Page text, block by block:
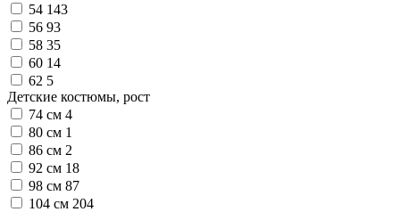
54 143
56 93
58 35
60 14
62 5
Детские костюмы, рост
74 см 4
80 см 1
86 см 2
92 см 18
98 см 87
104 см 204